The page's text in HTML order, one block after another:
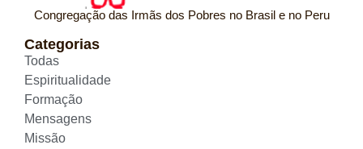
Congregação das Irmãs dos Pobres no Brasil e no Peru
Categorias
Todas
Espiritualidade
Formação
Mensagens
Missão